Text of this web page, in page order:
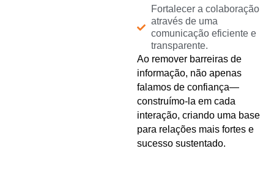
Fortalecer a colaboração
através de uma
comunicação eficiente e
transparente.
Ao remover barreiras de
informação, não apenas
falamos de confiança—
construímo-la em cada
interação, criando uma base
para relações mais fortes e
sucesso sustentado.